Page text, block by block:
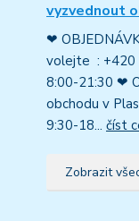
vyzvednout
❤
volejte : +420
8:00-21:30 ❤
obchodu v
9:30-18... číst
Zobrazit